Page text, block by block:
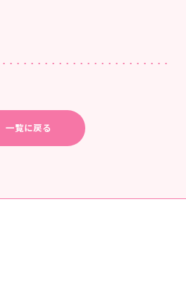
一覧に戻る